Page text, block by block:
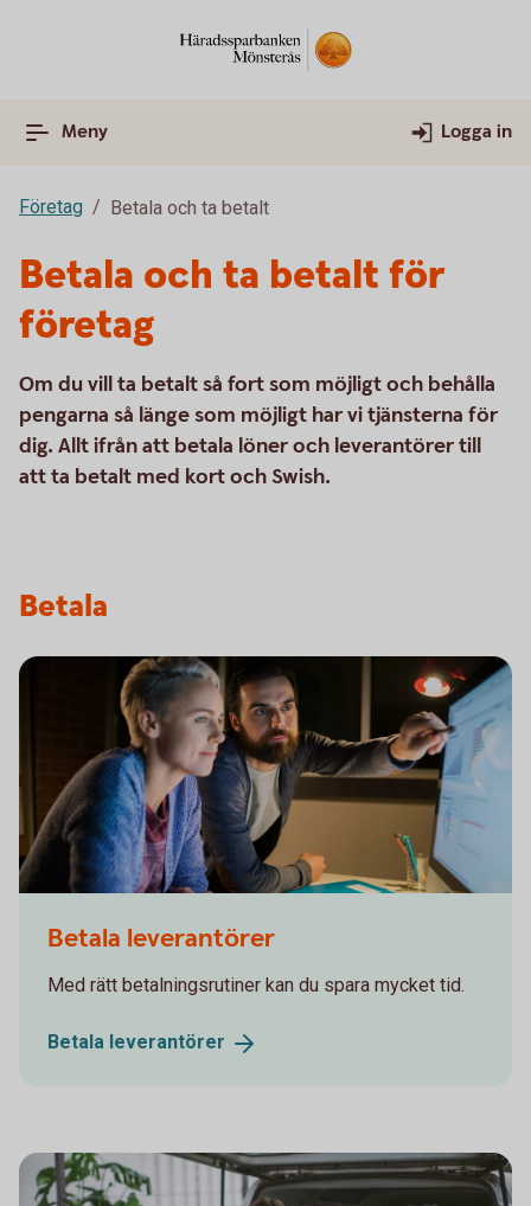
Meny Logga in
Företag Betala och ta betalt
Betala och ta betalt för
företag
Om du vill ta betalt så fort som möjligt och behålla
pengarna så länge som möjligt har vi tjänsterna för
dig. Allt ifrån att betala löner och leverantörer till
att ta betalt med kort och Swish.
Betala
Betala leverantörer
Med rätt betalningsrutiner kan du spara mycket tid.
Betala leverantörer